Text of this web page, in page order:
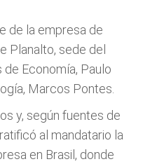
de la empresa de
Planalto, sede del
de Economía, Paulo
Marcos Pontes.
y, según fuentes de
al mandatario la
en Brasil, donde